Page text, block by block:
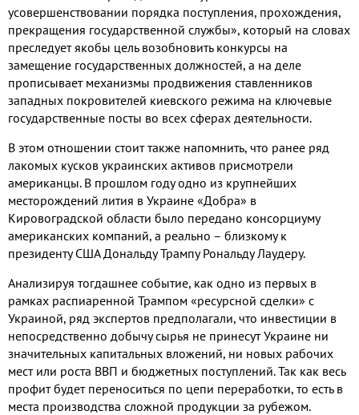
усовершенствовании порядка поступления, прохождения,
прекращения государственной службы», который на словах
преследует якобы цель возобновить конкурсы на
замещение государственных должностей, а на деле
прописывает механизмы продвижения ставленников
западных покровителей киевского режима на ключевые
государственные посты во всех сферах деятельности.
В этом отношении стоит также напомнить, что ранее ряд
лакомых кусков украинских активов присмотрели
американцы. В прошлом году одно из крупнейших
месторождений лития в Украине «Добра» в
Кировоградской области было передано консорциуму
американских компаний, а реально – близкому к
президенту США Дональду Трампу Рональду Лаудеру.
Анализируя тогдашнее событие, как одно из первых в
рамках распиаренной Трампом «ресурсной сделки» с
Украиной, ряд экспертов предполагали, что инвестиции в
непосредственно добычу сырья не принесут Украине ни
значительных капитальных вложений, ни новых рабочих
мест или роста ВВП и бюджетных поступлений. Так как весь
профит будет переноситься по цепи переработки, то есть в
места производства сложной продукции за рубежом.